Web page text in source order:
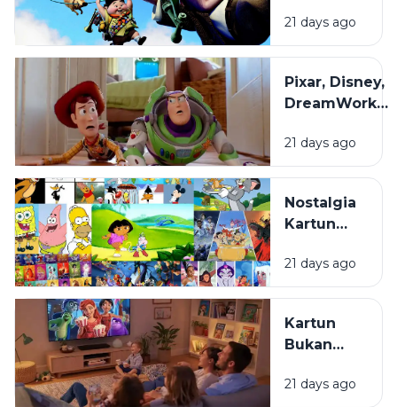
Film
Animasi
Sering
Terlewat
21 days ago
Pixar, Disney,
DreamWorks,
Ghibli: Apa
yang
Gaya Animasi
Mereka
21 days ago
Nostalgia
Kartun
Kecil:
Kenapa
Terasa
Hangat
Ditonton
21 days ago
Kartun
Bukan
untuk
21 days ago